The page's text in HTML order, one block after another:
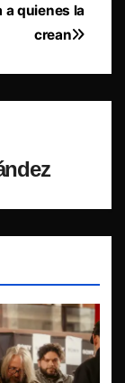
a quienes la
crean